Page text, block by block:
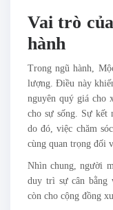
Vai trò
hành
Trong ngũ hành,
lượng. Điều này
nguyên quý giá cho
cho sự sống. Sự kết
do đó, việc chăm
cùng quan trọng đối
Nhìn chung, người
duy trì sự cân bằng
còn cho cộng đồng